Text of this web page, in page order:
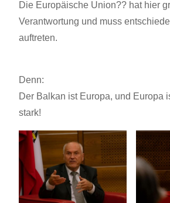
Die Europäische Union?? hat hier
Verantwortung und muss
auftreten.
Denn:
Der Balkan ist Europa, und Europa
stark!